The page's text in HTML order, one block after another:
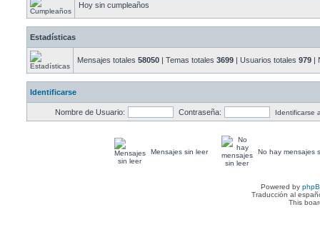
Hoy sin cumpleaños
Estadísticas
Mensajes totales 58050 | Temas totales 3699 | Usuarios totales 979 |
Identificarse
Nombre de Usuario: Contraseña: Identificarse
Mensajes sin leer No hay mensajes
Powered by
Traducción al
This